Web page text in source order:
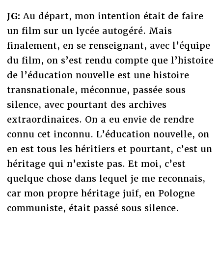
JG: Au départ, mon intention était de faire
un film sur un lycée autogéré. Mais
finalement, en se renseignant, avec l’équipe
du film, on s’est rendu compte que l’histoire
de l’éducation nouvelle est une histoire
transnationale, méconnue, passée sous
silence, avec pourtant des archives
extraordinaires. On a eu envie de rendre
connu cet inconnu. L’éducation nouvelle, on
en est tous les héritiers et pourtant, c’est un
héritage qui n’existe pas. Et moi, c’est
quelque chose dans lequel je me reconnais,
car mon propre héritage juif, en Pologne
communiste, était passé sous silence.